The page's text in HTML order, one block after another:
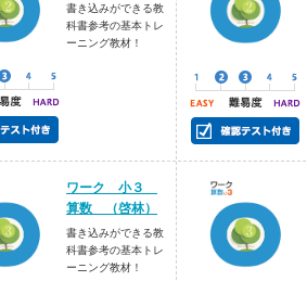
書き込みができる教
科書参考の基本トレ
ーニング教材！
ワーク 小３
算数 （啓林）
書き込みができる教
科書参考の基本トレ
ーニング教材！